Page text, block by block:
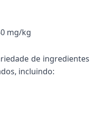
mg/kg
de ingredientes
incluindo: